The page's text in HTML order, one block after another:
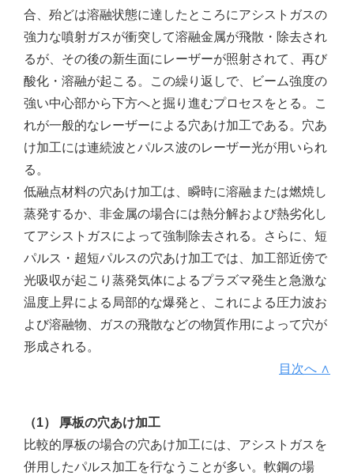
合、殆どは溶融状態に達したところにアシストガスの
強力な噴射ガスが衝突して溶融金属が飛散・除去され
るが、その後の新生面にレーザーが照射されて、再び
酸化・溶融が起こる。この繰り返しで、ビーム強度の
強い中心部から下方へと掘り進むプロセスをとる。こ
れが一般的なレーザーによる穴あけ加工である。穴あ
け加工には連続波とパルス波のレーザー光が用いられ
る。
低融点材料の穴あけ加工は、瞬時に溶融または燃焼し
蒸発するか、非金属の場合には熱分解および熱劣化し
てアシストガスによって強制除去される。さらに、短
パルス・超短パルスの穴あけ加工では、加工部近傍で
光吸収が起こり蒸発気体によるプラズマ発生と急激な
温度上昇による局部的な爆発と、これによる圧力波お
よび溶融物、ガスの飛散などの物質作用によって穴が
形成される。
目次へ ∧
（1） 厚板の穴あけ加工
比較的厚板の場合の穴あけ加工には、アシストガスを
併用したパルス加工を行なうことが多い。軟鋼の場